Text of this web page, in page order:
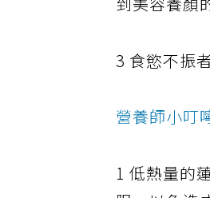
到美容養顏
3 食慾不振
營養師小叮
1 低熱量的